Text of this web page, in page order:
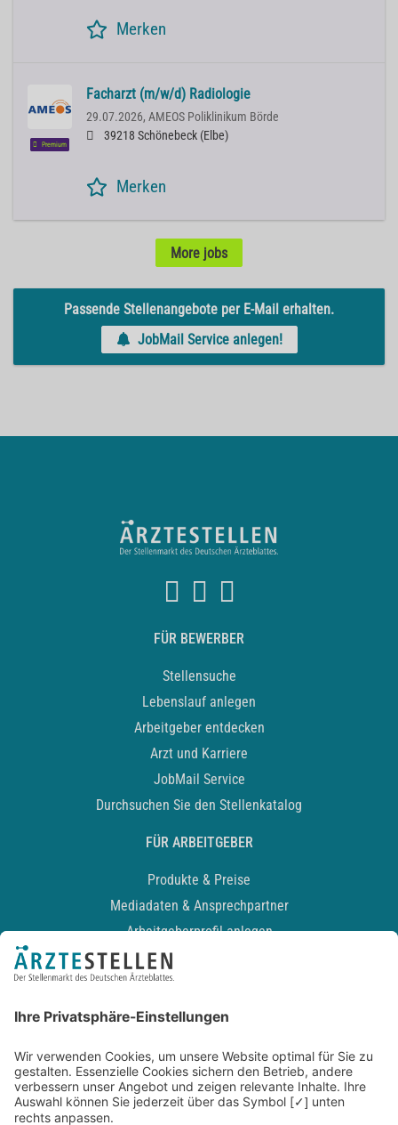
Merken
Premium
Facharzt (m/w/d) Radiologie
29.07.2026, AMEOS Poliklinikum Börde
39218 Schönebeck (Elbe)
Merken
More jobs
Passende Stellenangebote per E-Mail erhalten.
JobMail Service anlegen!
FÜR BEWERBER
Stellensuche
Lebenslauf anlegen
Arbeitgeber entdecken
Arzt und Karriere
JobMail Service
Durchsuchen Sie den Stellenkatalog
FÜR ARBEITGEBER
Produkte & Preise
Mediadaten & Ansprechpartner
Arbeitgeberprofil anlegen
Recruiting-Podcast
Kontakt
Datenschutz
Newsletter